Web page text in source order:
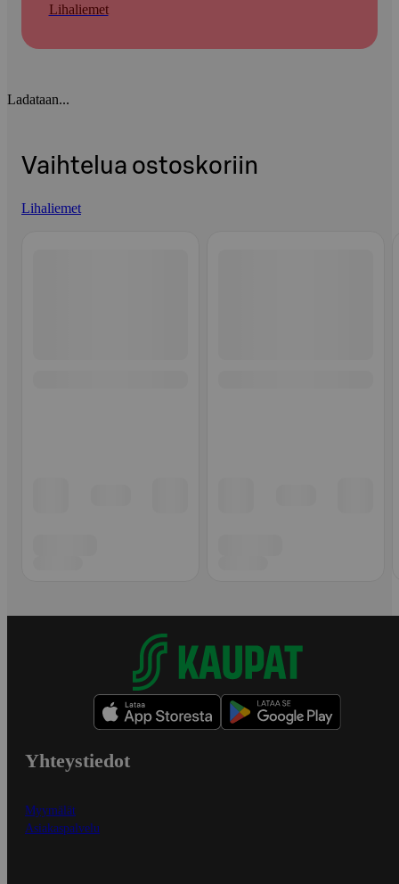
Lihaliemet
Ladataan...
Vaihtelua ostoskoriin
Lihaliemet
Yhteystiedot
Myymälät
Asiakaspalvelu